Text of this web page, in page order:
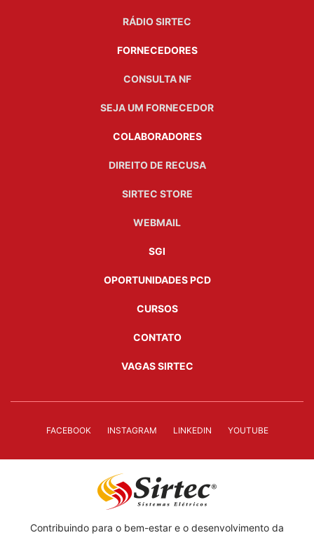
RÁDIO SIRTEC
FORNECEDORES
CONSULTA NF
SEJA UM FORNECEDOR
COLABORADORES
DIREITO DE RECUSA
SIRTEC STORE
WEBMAIL
SGI
OPORTUNIDADES PCD
CURSOS
CONTATO
VAGAS SIRTEC
FACEBOOK INSTAGRAM LINKEDIN YOUTUBE
Contribuindo para o bem-estar e o desenvolvimento da